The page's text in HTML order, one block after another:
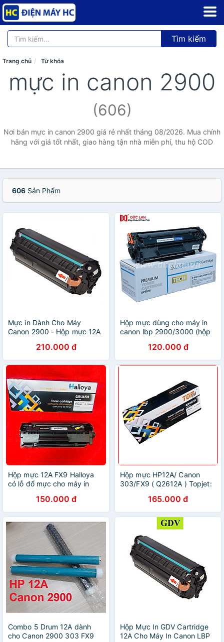
Tìm kiếm
Trang chủ Từ khóa
mực in canon 2900
(606)
Nơi bán mực in canon 2900 giá rẻ nhất tháng 08/2026. Mua chính
hãng với giá tốt nhất, giao hàng tận nhà miễn phí, thu hộ COD
606 Sản Phẩm
Mực in Dành Cho Máy
Canon 2900 - Hộp mực 12A
210.000 đ
Hộp mực dùng cho máy in
canon lbp 2900/3000 (hộp
120.000 đ
Hộp mực 12A FX9 Halloya
có lỗ đổ mực cho máy in
2000 trang - Hàng Nhập
Khẩu
150.000 đ
Hộp mực HP12A/ Canon
303/FX9 ( Q2612A ) Topjet:
2900/ Canon LBP 3000/
HP1010/1012 ( Hàng nhập
khẩu )
165.000 đ
Combo 5 Drum 12A dành
cho Canon 2900 303 FX9
Hộp Mực In GDV Cartridge
12A Cho Máy In Canon LBP